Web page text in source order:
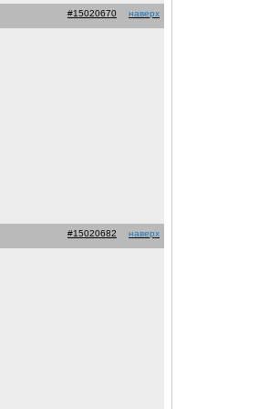
#15020670 наверх
#15020682 наверх